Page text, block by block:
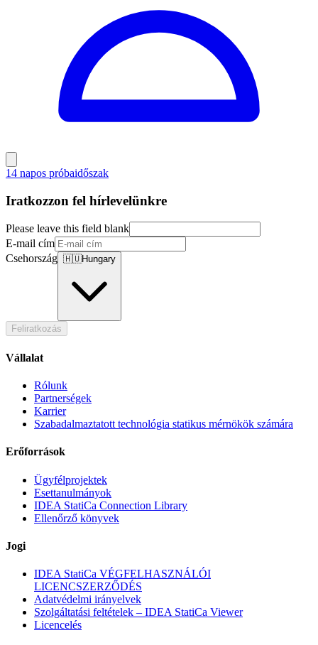
14 napos próbaidőszak
Iratkozzon fel hírlevelünkre
Please leave this field blank
E-mail cím
Csehország 🇭🇺Hungary
Feliratkozás
Vállalat
Rólunk
Partnerségek
Karrier
Szabadalmaztatott technológia statikus mérnökök számára
Erőforrások
Ügyfélprojektek
Esettanulmányok
IDEA StatiCa Connection Library
Ellenőrző könyvek
Jogi
IDEA StatiCa VÉGFELHASZNÁLÓI
LICENCSZERZŐDÉS
Adatvédelmi irányelvek
Szolgáltatási feltételek – IDEA StatiCa Viewer
Licencelés